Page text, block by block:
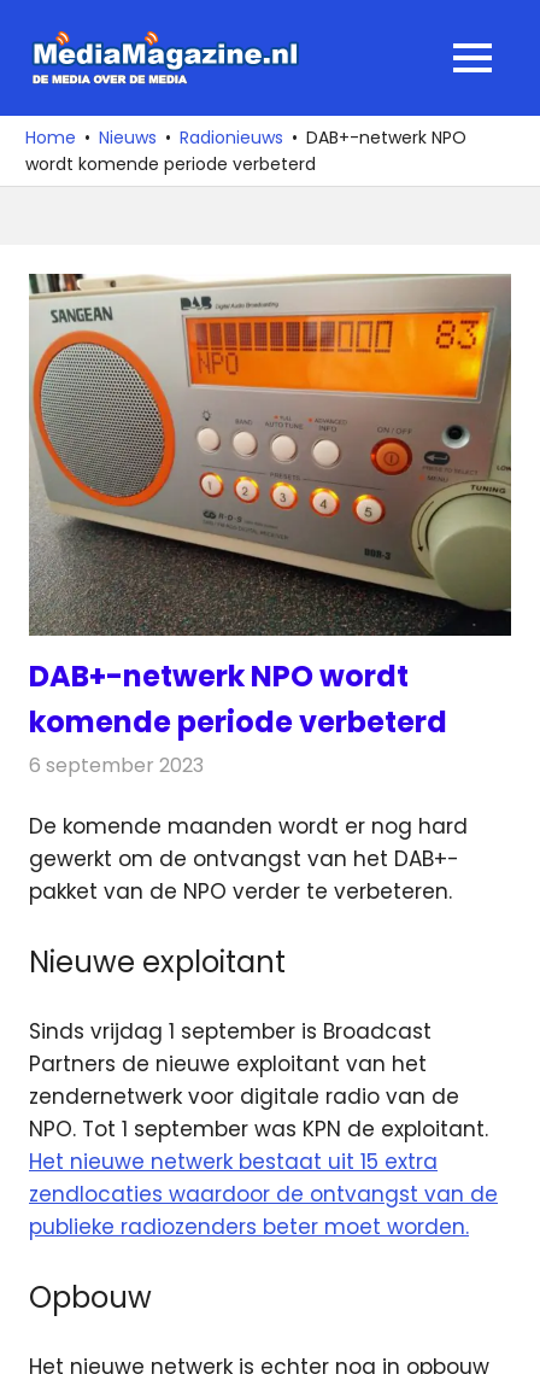
naar
media
over
de
MENU
Home Nieuws Radionieuws
DAB+-netwerk NPO
wordt komende periode verbeterd
DAB+-netwerk NPO wordt
komende periode verbeterd
6 september 2023
De komende maanden wordt er nog hard
gewerkt om de ontvangst van het DAB+-
pakket van de NPO verder te verbeteren.
Nieuwe exploitant
Sinds vrijdag 1 september is Broadcast
Partners de nieuwe exploitant van het
zendernetwerk voor digitale radio van de
NPO. Tot 1 september was KPN de exploitant.
Het nieuwe netwerk bestaat uit 15 extra
zendlocaties waardoor de ontvangst van de
publieke radiozenders beter moet worden.
Opbouw
Het nieuwe netwerk is echter nog in opbouw